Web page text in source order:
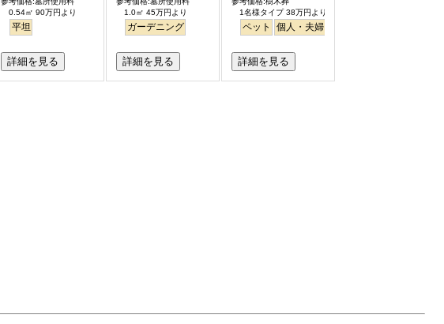
公園墓地 バリアフリー 平坦
0.54㎡ 90万円より
平坦
詳細を見る
1.0㎡ 45万円より
ガーデニング
詳細を見る
1名様タイプ 38万円より
ペット 個人・夫婦
詳細を見る